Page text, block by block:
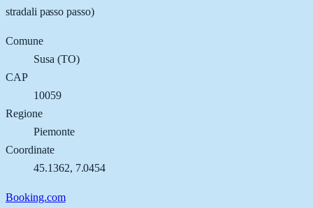
stradali passo passo)
Comune
Susa (TO)
CAP
10059
Regione
Piemonte
Coordinate
45.1362, 7.0454
Booking.com